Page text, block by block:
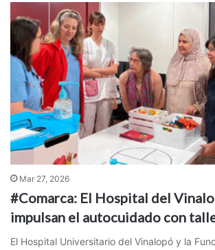
Mar 27, 2026
#Comarca: El Hospital del
impulsan el autocuidado con
El Hospital Universitario del Vinalopó y la